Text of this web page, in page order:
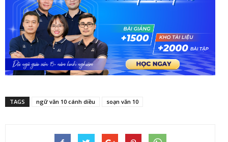
TAGS ngữ văn 10 cánh diều soạn văn 10